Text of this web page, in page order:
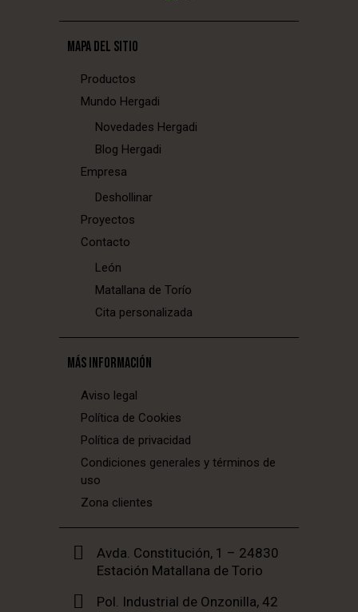
MAPA DEL SITIO
Productos
Mundo Hergadi
Novedades Hergadi
Blog Hergadi
Empresa
Deshollinar
Proyectos
Contacto
León
Matallana de Torío
Cita personalizada
MÁS INFORMACIÓN
Aviso legal
Política de Cookies
Política de privacidad
Condiciones generales y términos de
uso
Zona clientes
Avda. Constitución, 1 – 24830
Estación Matallana de Torio
Pol. Industrial de Onzonilla, 42